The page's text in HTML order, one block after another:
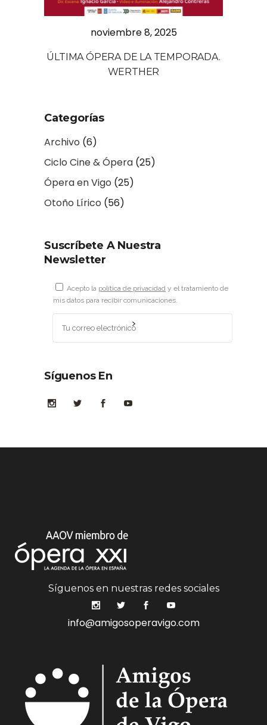
noviembre 8, 2025
ÚLTIMA ÓPERA DE LA TEMPORADA.
WERTHER
Categorías
Archivo (6)
Ciclo Cine & Ópera (25)
Ópera en Vigo (25)
Otoño Lírico (56)
Suscríbete A Nuestra
Newsletter
Acepto la política de privacidad y el tratamiento de
mis datos para recibir comunicaciones.
Síguenos En
Síguenos en nuestras redes sociales
info@amigosoperavigo.com